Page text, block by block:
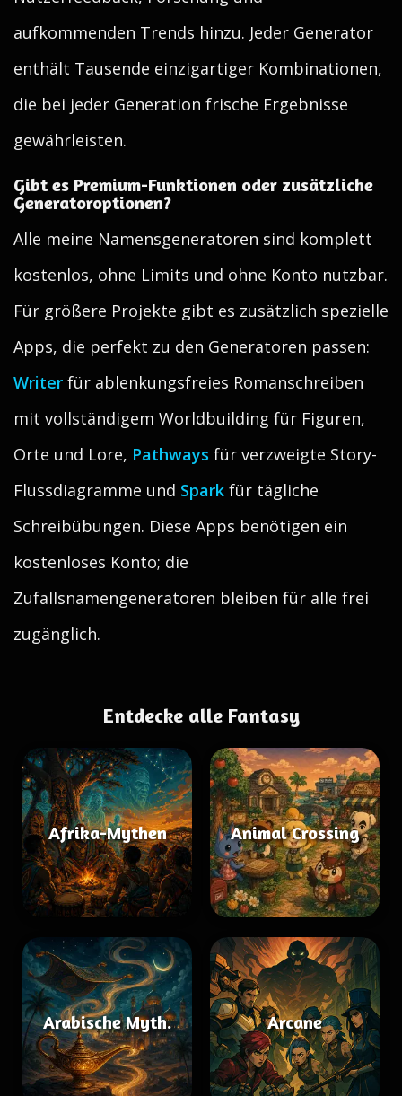
aufkommenden Trends hinzu. Jeder Generator
enthält Tausende einzigartiger Kombinationen,
die bei jeder Generation frische Ergebnisse
gewährleisten.
Gibt es Premium-Funktionen oder zusätzliche
Generatoroptionen?
Alle meine Namensgeneratoren sind komplett
kostenlos, ohne Limits und ohne Konto nutzbar.
Für größere Projekte gibt es zusätzlich spezielle
Apps, die perfekt zu den Generatoren passen:
Writer für ablenkungsfreies Romanschreiben
mit vollständigem Worldbuilding für Figuren,
Orte und Lore, Pathways für verzweigte Story-
Flussdiagramme und Spark für tägliche
Schreibübungen. Diese Apps benötigen ein
kostenloses Konto; die
Zufallsnamengeneratoren bleiben für alle frei
zugänglich.
Entdecke alle Fantasy
Afrika-Mythen Animal Crossing
Arabische Myth. Arcane